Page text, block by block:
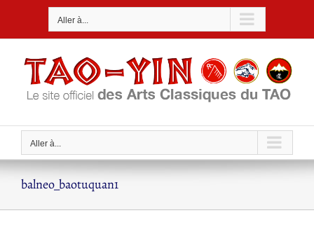
Aller à...
Aller à...
balneo_baotuquan1